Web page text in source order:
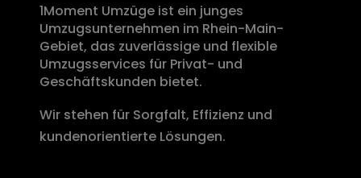
1Moment Umzüge ist ein junges
Umzugsunternehmen im Rhein-Main-
Gebiet, das zuverlässige und flexible
Umzugsservices für Privat- und
Geschäftskunden bietet.
Wir stehen für Sorgfalt, Effizienz und
kundenorientierte Lösungen.